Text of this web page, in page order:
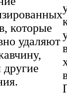
которые
удаляют